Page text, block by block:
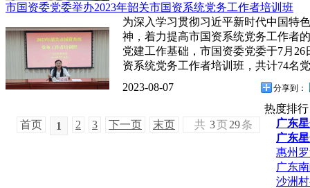
市国资委党委举办2023年韶关市国资系统党务工作者培训班
为深入学习贯彻习近平新时代中国特
神，着力提高市国资系统党务工作者
党建工作基础，市国资委党委于7月26
资系统党务工作者培训班，共计74名
2023-08-07
分享到：
首页 1 2 3 下一页 末页 共 3页29条
热度排行
广东
广东
惠州
广东
沙洲